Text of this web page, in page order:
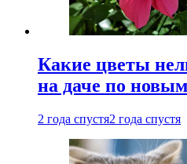
Какие цветы
на даче по
2 года спустя2 года спустя